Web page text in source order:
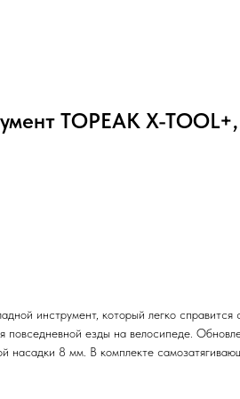
TOPEAK X-
инструмент, который легко
повседневной езды на велосипеде.
насадки 8 мм. В комплекте